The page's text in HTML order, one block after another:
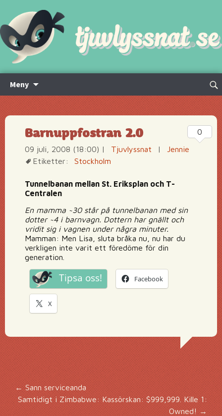
Meny
innehåll
Sök
Barnuppfostran 2.0
09 juli, 2008 (18:00) | Tjuvlyssnat |
Jennie
Etiketter:
Stockholm
Tunnelbanan mellan St. Eriksplan och T-
Centralen
En mamma ~30 står på tunnelbanan med sin
dotter ~4 i barnvagn. Dottern har gnällt och
vridit sig i vagnen under några minuter.
Mamman: Men Lisa, sluta bråka nu, nu har du
verkligen inte varit ett föredöme för din
generation.
Tipsa oss! Facebook
X
0
Inläggsnavigering
←Sann serviceanda
Samtidigt i Zimbabwe: Kassörskan: $999,999. Kille 1:
Owned! →